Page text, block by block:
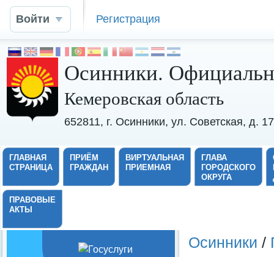
Войти Регистрация
Осинники.
Кемеровская область
652811, г. Осинники, ул. Советская, д.
ГЛАВНАЯ
СТРАНИЦА
ПРИЁМ
ГРАЖДАН
ВИРТУАЛЬНАЯ
ПРИЕМНАЯ
ГЛАВА
ГОРОДСКОГО
ОКРУГА
ПРАВОВЫЕ
АКТЫ
Осинники /